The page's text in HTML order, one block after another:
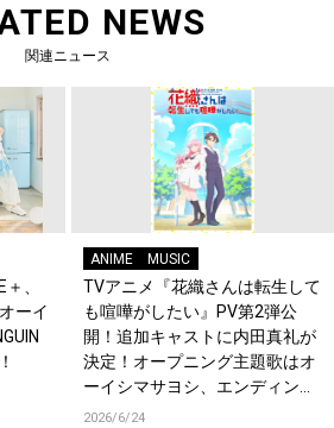
NEWS
関連ニュース
、
ーイ
ANIME MUSIC
TVアニメ『花織さんは転生して
も喧嘩がしたい』PV第2弾公
開！追加キャストに内田真礼が
決定！オープニング主題歌はオ
ーイシマサヨシ、エンディング
主題歌は内田真礼が担当！
2026/6/24